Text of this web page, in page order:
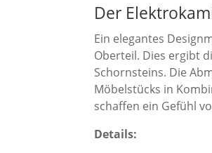
Der
Ein elegantes
Oberteil. Dies ergibt
Schornsteins. Die
Möbelstücks in
schaffen ein Gefühl
Details: